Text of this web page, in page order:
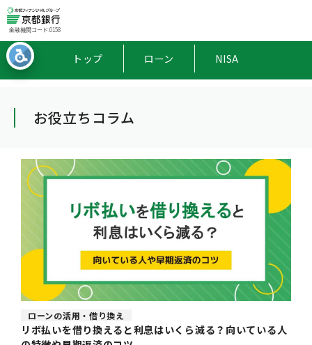
金融機関コード:0158
トップ ローン NISA
お役立ちコラム
ローンの活用・借り換え
リボ払いを借り換えると利息はいくら減る？向いている人